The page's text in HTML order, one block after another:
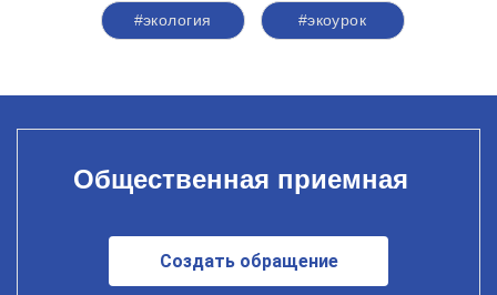
#экология #экоурок
Общественная приемная
Создать обращение